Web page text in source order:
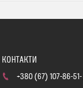
+380 (67) 107-86-51